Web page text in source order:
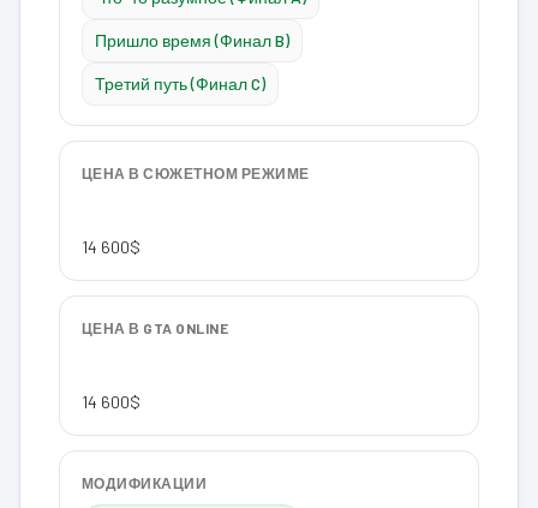
Пришло время (Финал B)
Третий путь (Финал C)
ЦЕНА В СЮЖЕТНОМ РЕЖИМЕ
14 600$
ЦЕНА В GTA ONLINE
14 600$
МОДИФИКАЦИИ